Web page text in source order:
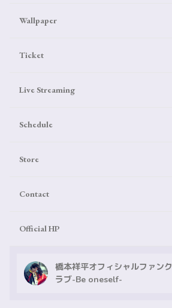
Wallpaper
Ticket
Live Streaming
Schedule
Store
Contact
Official HP
橋本祥平オフィシャルファンク
ラブ-Be oneself-